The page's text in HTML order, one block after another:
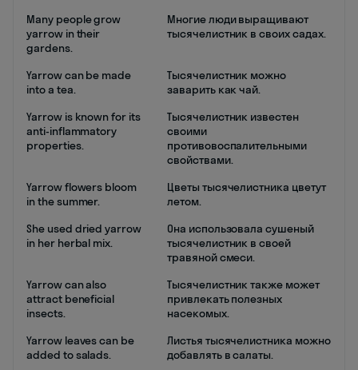
Many people grow
yarrow in their
gardens.
Многие люди выращивают
тысячелистник в своих садах.
Yarrow can be made
into a tea.
Тысячелистник можно
заварить как чай.
Yarrow is known for its
anti-inflammatory
properties.
Тысячелистник известен
своими
противовоспалительными
свойствами.
Yarrow flowers bloom
in the summer.
Цветы тысячелистника цветут
летом.
She used dried yarrow
in her herbal mix.
Она использовала сушеный
тысячелистник в своей
травяной смеси.
Yarrow can also
attract beneficial
insects.
Тысячелистник также может
привлекать полезных
насекомых.
Yarrow leaves can be
added to salads.
Листья тысячелистника можно
добавлять в салаты.